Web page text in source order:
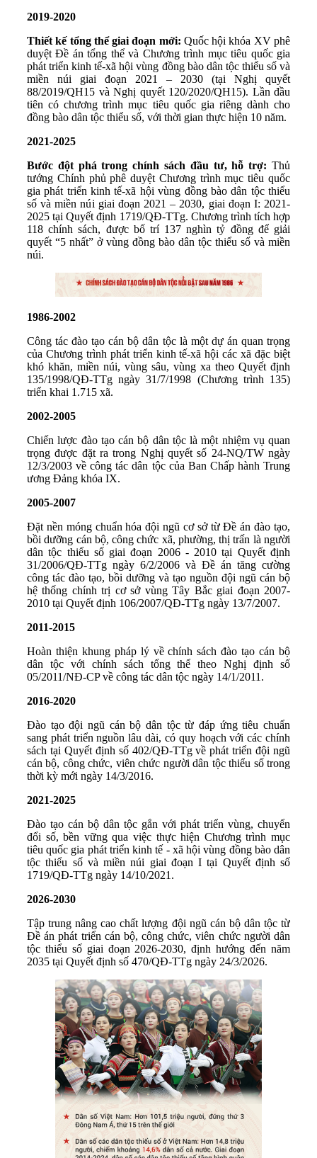
2019-2020
Thiết kế tổng thể giai đoạn mới: Quốc hội khóa XV phê
duyệt Đề án tổng thể và Chương trình mục tiêu quốc gia
phát triển kinh tế-xã hội vùng đồng bào dân tộc thiểu số và
miền núi giai đoạn 2021 – 2030 (tại Nghị quyết
88/2019/QH15 và Nghị quyết 120/2020/QH15). Lần đầu
tiên có chương trình mục tiêu quốc gia riêng dành cho
đồng bào dân tộc thiểu số, với thời gian thực hiện 10 năm.
2021-2025
Bước đột phá trong chính sách đầu tư, hỗ trợ: Thủ
tướng Chính phủ phê duyệt Chương trình mục tiêu quốc
gia phát triển kinh tế-xã hội vùng đồng bào dân tộc thiểu
số và miền núi giai đoạn 2021 – 2030, giai đoạn I: 2021-
2025 tại Quyết định 1719/QĐ-TTg. Chương trình tích hợp
118 chính sách, được bố trí 137 nghìn tỷ đồng để giải
quyết “5 nhất” ở vùng đồng bào dân tộc thiểu số và miền
núi.
1986-2002
Công tác đào tạo cán bộ dân tộc là một dự án quan trọng
của Chương trình phát triển kinh tế-xã hội các xã đặc biệt
khó khăn, miền núi, vùng sâu, vùng xa theo Quyết định
135/1998/QĐ-TTg ngày 31/7/1998 (Chương trình 135)
triển khai 1.715 xã.
2002-2005
Chiến lược đào tạo cán bộ dân tộc là một nhiệm vụ quan
trọng được đặt ra trong Nghị quyết số 24-NQ/TW ngày
12/3/2003 về công tác dân tộc của Ban Chấp hành Trung
ương Đảng khóa IX.
2005-2007
Đặt nền móng chuẩn hóa đội ngũ cơ sở từ Đề án đào tạo,
bồi dưỡng cán bộ, công chức xã, phường, thị trấn là người
dân tộc thiểu số giai đoạn 2006 - 2010 tại Quyết định
31/2006/QĐ-TTg ngày 6/2/2006 và Đề án tăng cường
công tác đào tạo, bồi dưỡng và tạo nguồn đội ngũ cán bộ
hệ thống chính trị cơ sở vùng Tây Bắc giai đoạn 2007-
2010 tại Quyết định 106/2007/QĐ-TTg ngày 13/7/2007.
2011-2015
Hoàn thiện khung pháp lý về chính sách đào tạo cán bộ
dân tộc với chính sách tổng thể theo Nghị định số
05/2011/NĐ-CP về công tác dân tộc ngày 14/1/2011.
2016-2020
Đào tạo đội ngũ cán bộ dân tộc từ đáp ứng tiêu chuẩn
sang phát triển nguồn lâu dài, có quy hoạch với các chính
sách tại Quyết định số 402/QĐ-TTg về phát triển đội ngũ
cán bộ, công chức, viên chức người dân tộc thiểu số trong
thời kỳ mới ngày 14/3/2016.
2021-2025
Đào tạo cán bộ dân tộc gắn với phát triển vùng, chuyển
đổi số, bền vững qua việc thực hiện Chương trình mục
tiêu quốc gia phát triển kinh tế - xã hội vùng đồng bào dân
tộc thiểu số và miền núi giai đoạn I tại Quyết định số
1719/QĐ-TTg ngày 14/10/2021.
2026-2030
Tập trung nâng cao chất lượng đội ngũ cán bộ dân tộc từ
Đề án phát triển cán bộ, công chức, viên chức người dân
tộc thiểu số giai đoạn 2026-2030, định hướng đến năm
2035 tại Quyết định số 470/QĐ-TTg ngày 24/3/2026.